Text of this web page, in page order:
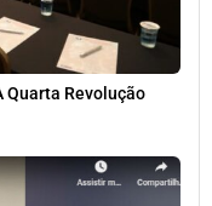
Quarta Revolução